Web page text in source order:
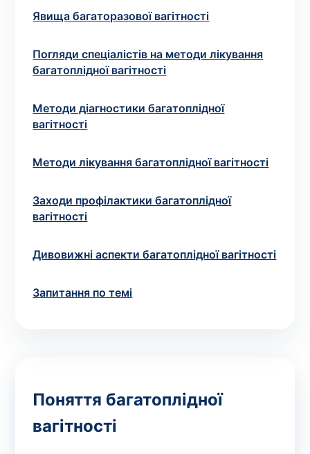
Явища багаторазової вагітності
Погляди спеціалістів на методи лікування
багатоплідної вагітності
Методи діагностики багатоплідної
вагітності
Методи лікування багатоплідної вагітності
Заходи профілактики багатоплідної
вагітності
Дивовижні аспекти багатоплідної вагітності
Запитання по темі
Поняття багатоплідної
вагітності
Оформити замовлення
Якщо ви не знаєте, які аналізи вам необхідні,
запишіться до лікаря
* Адміністрація клініки вживає всіх заходів для
листа. Проте, щоб уникнути можливих непорозумінь,
рекомендуємо уточнювати вартість та терміни